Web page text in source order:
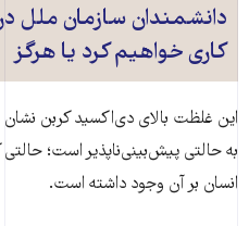
دانشمندان سازمان ملل
کاری خواهیم کرد یا هرگز
این غلظت بالای دی‌اکسید کربن
به حالتی پیش‌بینی‌ناپذیر است؛
انسان بر آن وجود داشته است.